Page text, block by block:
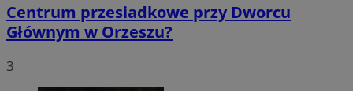
Centrum przesiadkowe przy Dworcu
Głównym w Orzeszu?
3